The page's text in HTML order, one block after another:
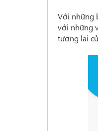
Với những
với những
tương lai